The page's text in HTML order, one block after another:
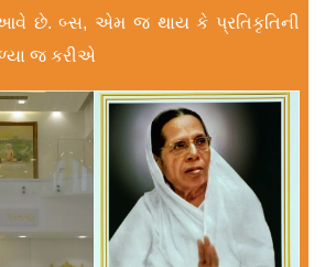
છે. બ્સ, એમ જ થાય કે પ્રતિકૃતિની
જ કરીએ